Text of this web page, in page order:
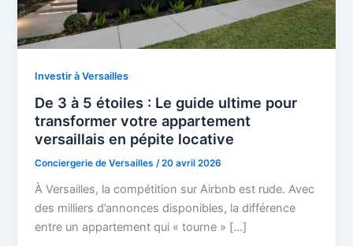
Investir à Versailles
De 3 à 5 étoiles : Le guide ultime pour
transformer votre appartement
versaillais en pépite locative
Conciergerie de Versailles/20 avril 2026
À Versailles, la compétition sur Airbnb est rude. Avec
des milliers d’annonces disponibles, la différence
entre un appartement qui « tourne » […]